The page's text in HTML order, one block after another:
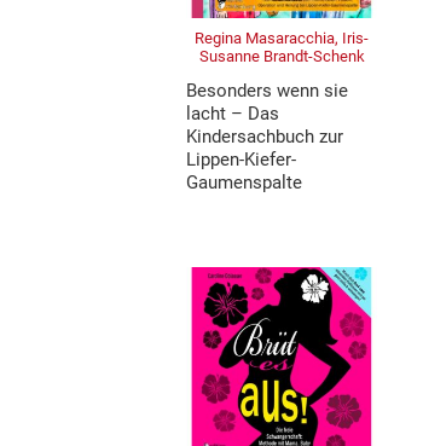
Regina Masaracchia, Iris-
Susanne Brandt-Schenk
Besonders wenn sie
lacht – Das
Kindersachbuch zur
Lippen-Kiefer-
Gaumenspalte